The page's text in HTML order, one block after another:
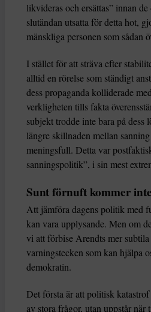
likvideras och ersättas” innan
slutändan utsatta för detta hot,
mänskliga personen som sådan
I stället för att sträva efter
alltid en rörelse som ständigt
dess propaganda kolliderade
verkligheten tills fakta
subjekt trodde inte bara på dess
längre skillnaden mellan
meningsfull. Detta var
sanningspolitik”, i sin mest
Sunt förnuft kommer
Att jämföra dagens politik med
kan vara upplysande. Men om
vi att förbise Arendts mer
varningstecken som kan hjälpa
demokratin.
Det första är att politisk
av stora frågor, utan uppstår när